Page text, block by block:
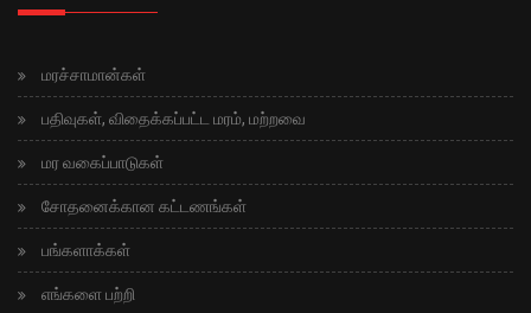
மரச்சாமான்கள்
பதிவுகள், விதைக்கப்பட்ட மரம், மற்றவை
மர வகைப்பாடுகள்
சோதனைக்கான கட்டணங்கள்
பங்களாக்கள்
எங்களை பற்றி